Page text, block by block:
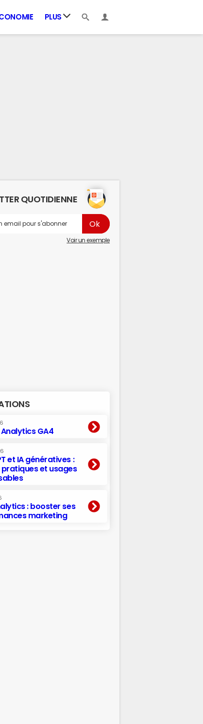
PLUS
QUOTIDIENNE
Voir un exemple
GA4
et IA génératives :
pratiques et usages
: booster ses
marketing